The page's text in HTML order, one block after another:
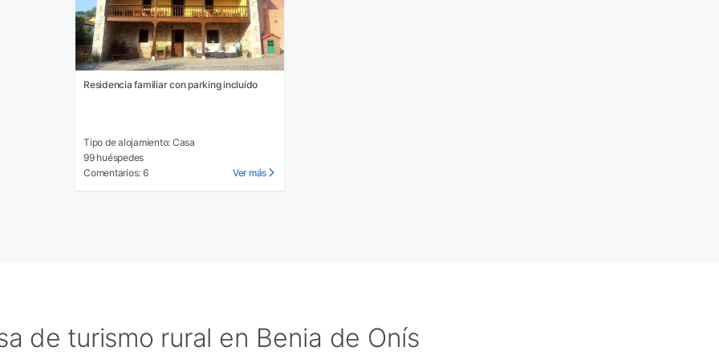
Residencia familiar con parking incluído
Tipo de alojamiento: Casa
99 huéspedes
Comentarios: 6
Ver más
de turismo rural en Benia de Onís